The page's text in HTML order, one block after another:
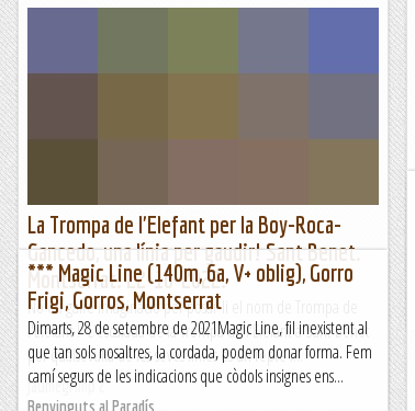
La Trompa de l'Elefant per la Boy-Roca-
Gancedo, una línia per gaudir! Sant Benet.
Montserrat. 22-10-2022.
No cal gaire imaginació per posar-li el nom de Trompa de
l'Elefant ! L'escalada de la Trompa de l'Elefant a Sant Benet
per qualsevulla de les seves línies és un repte i...
Jaumegrimp 2
*** Magic Line (140m, 6a, V+ oblig), Gorro
Frigi, Gorros, Montserrat
Dimarts, 28 de setembre de 2021Magic Line, fil inexistent al
que tan sols nosaltres, la cordada, podem donar forma. Fem
camí segurs de les indicacions que còdols insignes ens...
Benvinguts al Paradís